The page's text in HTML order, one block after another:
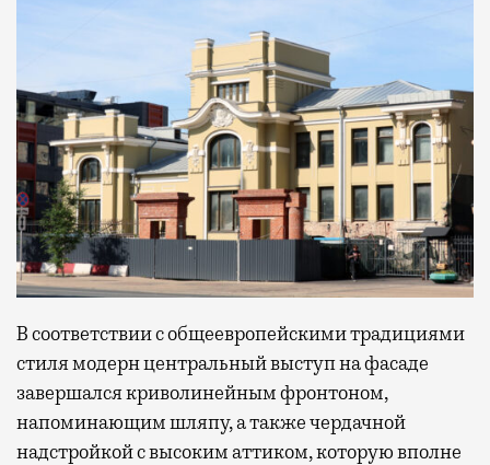
В соответствии с общеевропейскими традициями
стиля модерн центральный выступ на фасаде
завершался криволинейным фронтоном,
напоминающим шляпу, а также чердачной
надстройкой с высоким аттиком, которую вполне